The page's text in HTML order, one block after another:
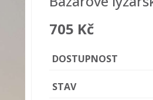
705 Kč
DOSTUPNOST
STAV